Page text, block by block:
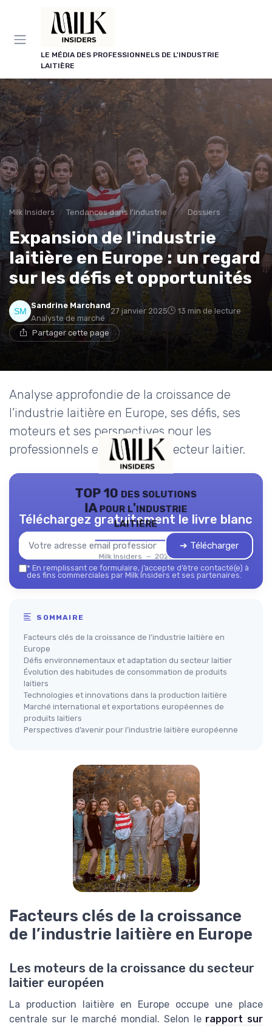
LE MÉDIA DES PROFESSIONNELS DE L'INDUSTRIE
LAITIÈRE
Milk Insiders Tendances dans l'industrie des produits laitiers Dossiers
Expansion de l'industrie
laitière en Europe : un regard
sur les défis et opportunités
Sandrine Marchand
Analyste de marché
27 janvier 2025 13 min de lecture
Partager cette page
Analyse approfondie de la croissance de
l’industrie laitière en Europe, ses défis, ses
moteurs et ses perspectives pour les
professionnels et curieux du secteur laitier.
TOP 10 des solutions
IA pour l'industrie
laitière
Milk Insiders — 2026
Téléchargez gratuitement le livre blanc
➔ Télécharger
* En remplissant ce formulaire, j’accepte d’être contacté(e) à
des fins commerciales par Milk Insiders et ses partenaires.
SOMMAIRE
Facteurs clés de la croissance de l’industrie laitière en
Europe
Défis environnementaux et adaptation du secteur laitier
Évolution des habitudes de consommation de produits
laitiers
Technologies et innovations dans la production laitière
Marché international et exportations européennes de
produits laitiers
Perspectives d’avenir pour l’industrie laitière européenne
Facteurs clés de la croissance
de l’industrie laitière en Europe
Les moteurs de la croissance du secteur
laitier européen
La production laitière en Europe occupe une place
centrale sur le marché mondial. Selon le rapport sur